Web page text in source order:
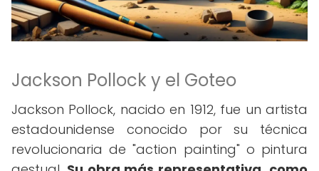
Jackson Pollock y el Goteo
Jackson Pollock, nacido en 1912, fue un artista
estadounidense conocido por su técnica
revolucionaria de "action painting" o pintura